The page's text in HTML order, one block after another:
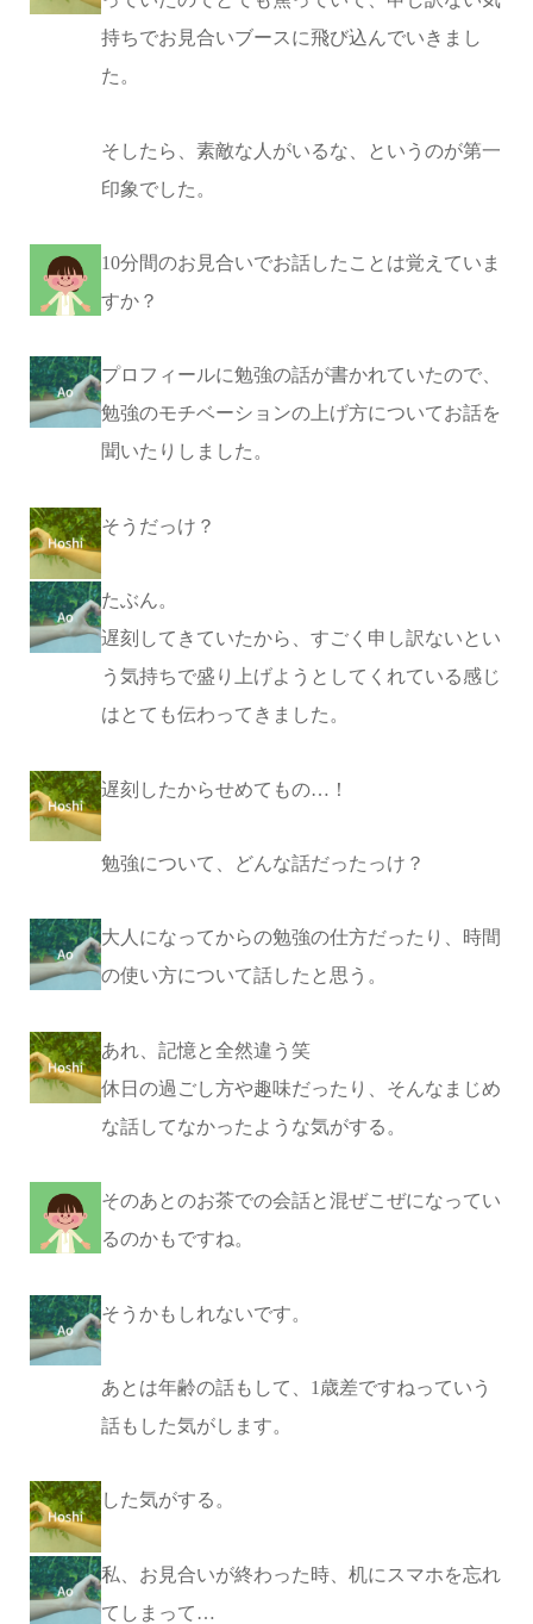
持ちでお見合いブースに飛び込んでいきまし
た。
そしたら、素敵な人がいるな、というのが第一
印象でした。
10分間のお見合いでお話したことは覚えていま
すか？
プロフィールに勉強の話が書かれていたので、
勉強のモチベーションの上げ方についてお話を
聞いたりしました。
そうだっけ？
たぶん。
遅刻してきていたから、すごく申し訳ないとい
う気持ちで盛り上げようとしてくれている感じ
はとても伝わってきました。
遅刻したからせめてもの…！
勉強について、どんな話だったっけ？
大人になってからの勉強の仕方だったり、時間
の使い方について話したと思う。
あれ、記憶と全然違う笑
休日の過ごし方や趣味だったり、そんなまじめ
な話してなかったような気がする。
そのあとのお茶での会話と混ぜこぜになってい
るのかもですね。
そうかもしれないです。
あとは年齢の話もして、1歳差ですねっていう
話もした気がします。
した気がする。
私、お見合いが終わった時、机にスマホを忘れ
てしまって…